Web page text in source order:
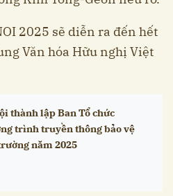
2025 sẽ diễn ra đến hết
Văn hóa Hữu nghị Việt
thành lập Ban Tổ chức
trình truyền thông bảo vệ
năm 2025